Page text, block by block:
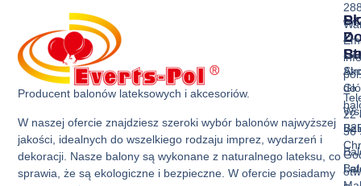
Producent balonów lateksowych i akcesoriów.
W naszej ofercie znajdziesz szeroki wybór balonów najwyższej
jakości, idealnych do wszelkiego rodzaju imprez, wydarzeń i
dekoracji. Nasze balony są wykonane z naturalnego lateksu, co
sprawia, że są ekologiczne i bezpieczne. W ofercie posiadamy
Z
do
22
36